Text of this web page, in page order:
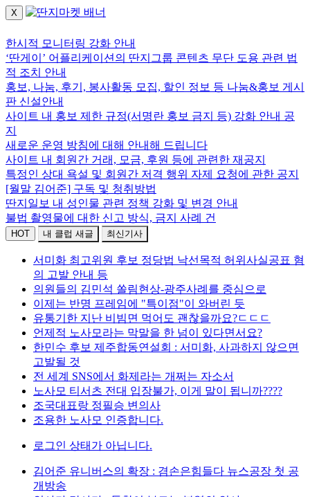
X
한시적 모니터링 강화 안내
‘딴게이’ 어플리케이션의 딴지그룹 콘텐츠 무단 도용 관련 법
적 조치 안내
홍보, 나눔, 후기, 봉사활동 모집, 할인 정보 등 나눔&홍보 게시
판 신설안내
사이트 내 홍보 제한 규정(서명란 홍보 금지 등) 강화 안내 공
지
새로운 운영 방침에 대해 안내해 드립니다
사이트 내 회원간 거래, 모금, 후원 등에 관련한 재공지
특정인 상대 욕설 및 회원간 저격 행위 자제 요청에 관한 공지
[월말 김어준] 구독 및 청취방법
딴지일보 내 성인물 관련 정책 강화 및 변경 안내
불법 촬영물에 대한 신고 방식, 금지 사례 건
HOT 내 클럽 새글 최신기사
서미화 최고위원 후보 정당법 낙선목적 허위사실공표 혐
의 고발 안내 등
의원들의 김민석 쏠림현상-광주사례를 중심으로
이제는 반명 프레임에 "특이점"이 와버린 듯
유통기한 지난 비빔면 먹어도 괜찮을까요?ㄷㄷㄷ
언제적 노사모라는 막말을 한 넘이 있다면서요?
한민수 후보 제주합동연설회 : 서미화, 사과하지 않으면
고발될 것
전 세계 SNS에서 화제라는 개쩌는 자소서
노사모 티서츠 전대 입장불가, 이게 말이 됩니까????
조국대표랑 정필승 변의사
조용한 노사모 인증합니다.
로그인 상태가 아닙니다.
김어준 유니버스의 확장 : 겸손은힘들다 뉴스공장 첫 공
개방송